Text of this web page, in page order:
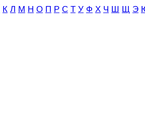
К Л М Н О П Р С Т У Ф Х Ч Ш Щ Э